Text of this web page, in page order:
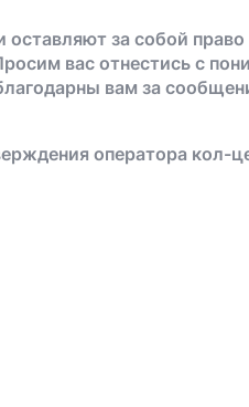
за собой
вас отнестись с
вам за
оператора кол-